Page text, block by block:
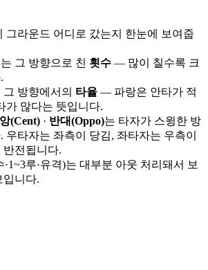
그라운드 어디로 갔는지 한눈에 보여줍
는 그 방향으로 친 횟수 — 많이 칠수록 크
그 방향에서의 타율 — 파랑은 안타가 적
가 많다는 뜻입니다.
(Cent) · 반대(Oppo)는 타자가 스윙한 방
우타자는 좌측이 당김, 좌타자는 우측이
반전됩니다.
·1~3루·유격)는 대부분 아웃 처리돼서 보
입니다.